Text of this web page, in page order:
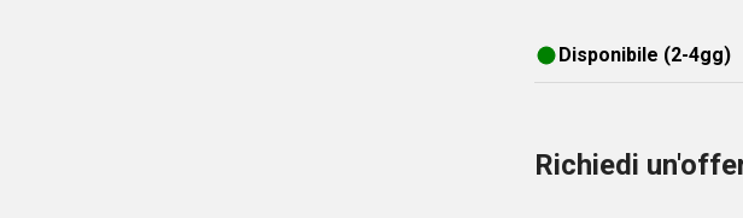
Disponibile (2-4gg)
Richiedi